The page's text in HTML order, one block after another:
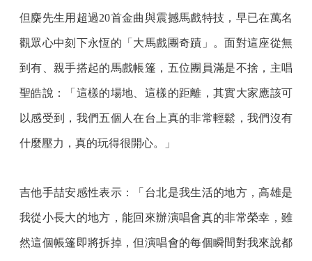
但麋先生用超過20首金曲與震撼馬戲特技，早已在萬名
觀眾心中刻下永恆的「大馬戲團奇蹟」。面對這座從無
到有、親手搭起的馬戲帳篷，五位團員滿是不捨，主唱
聖皓說：「這樣的場地、這樣的距離，其實大家應該可
以感受到，我們五個人在台上真的非常輕鬆，我們沒有
什麼壓力，真的玩得很開心。」
吉他手喆安感性表示：「台北是我生活的地方，高雄是
我從小長大的地方，能回來辦演唱會真的非常榮幸，雖
然這個帳篷即將拆掉，但演唱會的每個瞬間對我來說都